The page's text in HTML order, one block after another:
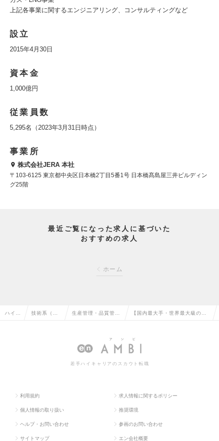
上記各事業に関するエンジニアリング、コンサルティングなど
設立
2015年4月30日
資本金
1,000億円
従業員数
5,295名（2023年3月31日時点）
事業所
株式会社JERA 本社
〒103-6125 東京都中央区日本橋2丁目5番1号 日本橋髙島屋三井ビルディン
グ25階
最近ご覧になった求人に基づいた
おすすめの求人
ホーム
ハイク 技術系（電 生産管理・品質管
長（電気・電子）の
【国内最大手・世界最大級のエ
ョン部での需給運用業務の求人
若手ハイキャリアのスカウト転職
利用規約 求人情報に関するポリシー
個人情報の取り扱い 推奨環境
ヘルプ・お問い合わせ 参画のお問い合わせ
サイトマップ エン会社概要